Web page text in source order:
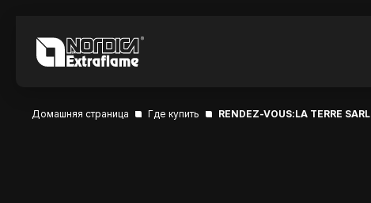
Домашняя страница Где купить RENDEZ-VOUS:LA TERRE SARL